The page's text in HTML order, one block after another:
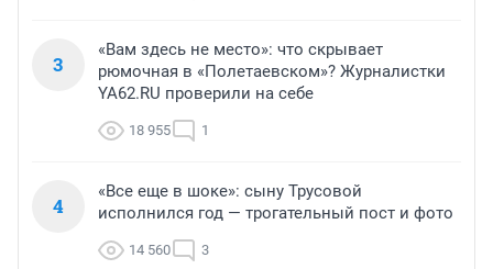
3
«Вам здесь не место»: что скрывает
рюмочная в «Полетаевском»? Журналистки
YA62.RU проверили на себе
18 955 1
4
«Все еще в шоке»: сыну Трусовой
исполнился год — трогательный пост и фото
14 560 3